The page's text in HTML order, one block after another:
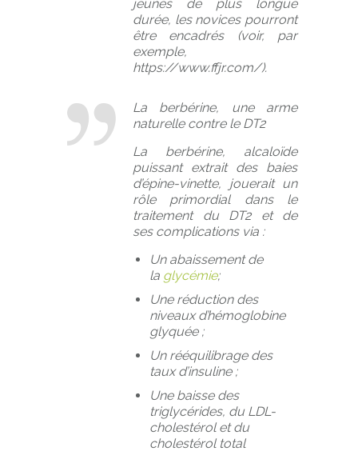
jeûnes de plus longue
durée, les novices pourront
être encadrés (voir, par
exemple,
https://www.ffjr.com/).
La berbérine, une arme
naturelle contre le DT2
La berbérine, alcaloïde
puissant extrait des baies
d’épine-vinette, jouerait un
rôle primordial dans le
traitement du DT2 et de
ses complications via :
Un abaissement de
la glycémie;
Une réduction des
niveaux d’hémoglobine
glyquée ;
Un rééquilibrage des
taux d’insuline ;
Une baisse des
triglycérides, du LDL-
cholestérol et du
cholestérol total